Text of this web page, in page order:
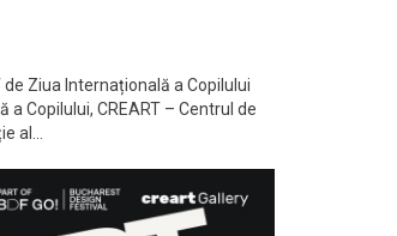
de Ziua Internațională a Copilului
a Copilului, CREART – Centrul de
al...